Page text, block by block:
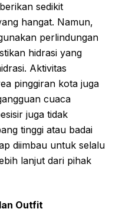
sedikit
hangat. Namun,
perlindungan
hidrasi yang
Aktivitas
pinggiran kota juga
cuaca
juga tidak
tinggi atau badai
diimbau untuk selalu
lanjut dari pihak
Outfit